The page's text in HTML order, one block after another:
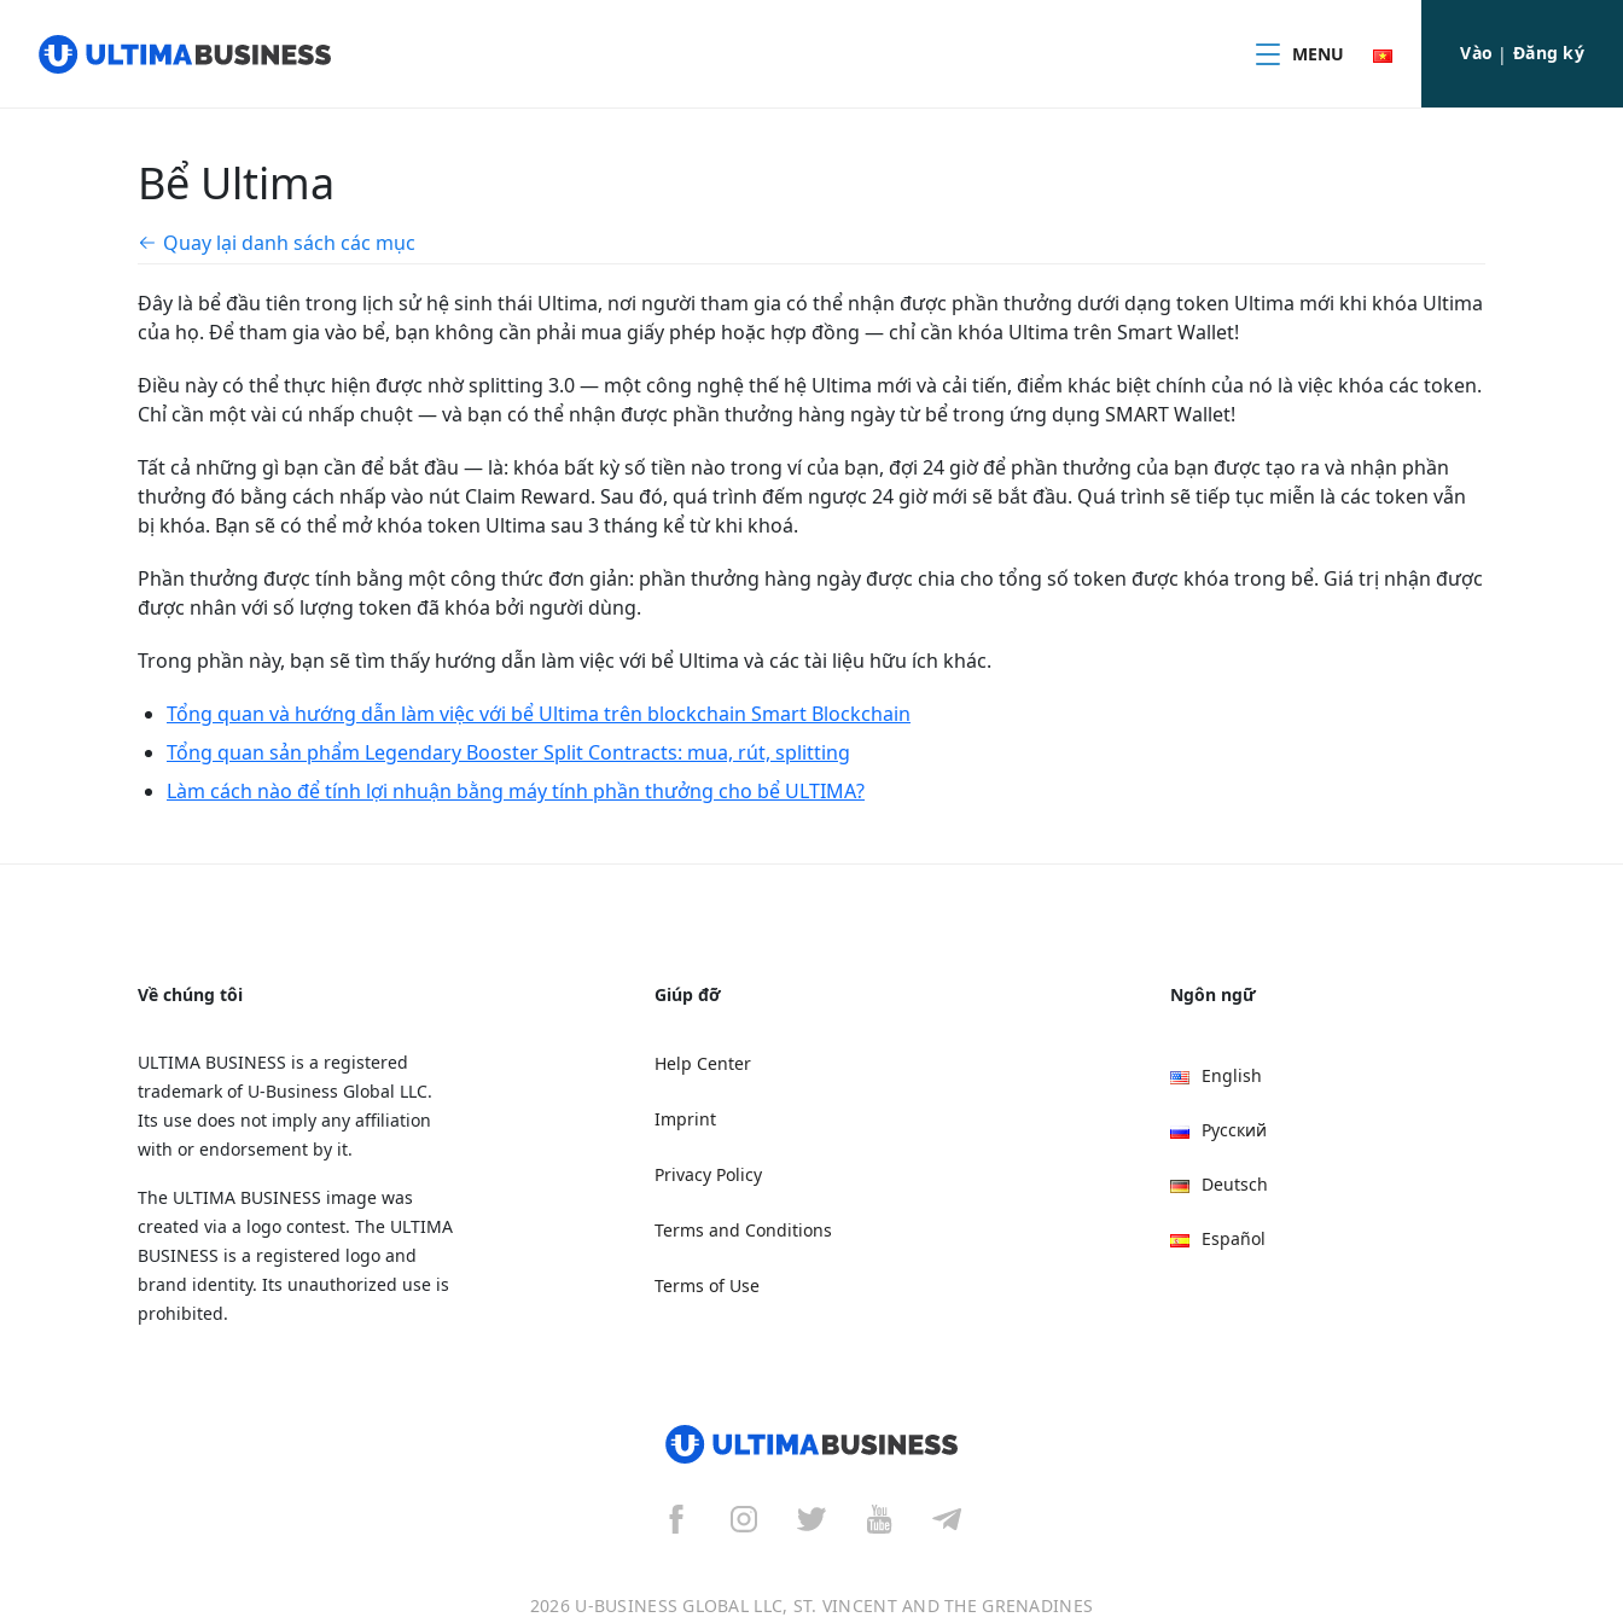
MENU Vào |Đăng ký
Bể Ultima
Quay lại danh sách các mục
Đây là bể đầu tiên trong lịch sử hệ sinh thái Ultima, nơi người tham gia có thể nhận được phần thưởng dưới dạng token Ultima mới khi khóa Ultima
của họ. Để tham gia vào bể, bạn không cần phải mua giấy phép hoặc hợp đồng — chỉ cần khóa Ultima trên Smart Wallet!
Điều này có thể thực hiện được nhờ splitting 3.0 — một công nghệ thế hệ Ultima mới và cải tiến, điểm khác biệt chính của nó là việc khóa các token.
Chỉ cần một vài cú nhấp chuột — và bạn có thể nhận được phần thưởng hàng ngày từ bể trong ứng dụng SMART Wallet!
Tất cả những gì bạn cần để bắt đầu — là: khóa bất kỳ số tiền nào trong ví của bạn, đợi 24 giờ để phần thưởng của bạn được tạo ra và nhận phần
thưởng đó bằng cách nhấp vào nút Claim Reward. Sau đó, quá trình đếm ngược 24 giờ mới sẽ bắt đầu. Quá trình sẽ tiếp tục miễn là các token vẫn
bị khóa. Bạn sẽ có thể mở khóa token Ultima sau 3 tháng kể từ khi khoá.
Phần thưởng được tính bằng một công thức đơn giản: phần thưởng hàng ngày được chia cho tổng số token được khóa trong bể. Giá trị nhận được
được nhân với số lượng token đã khóa bởi người dùng.
Trong phần này, bạn sẽ tìm thấy hướng dẫn làm việc với bể Ultima và các tài liệu hữu ích khác.
Tổng quan và hướng dẫn làm việc với bể Ultima trên blockchain Smart Blockchain
Tổng quan sản phẩm Legendary Booster Split Contracts: mua, rút, splitting
Làm cách nào để tính lợi nhuận bằng máy tính phần thưởng cho bể ULTIMA?
Về chúng tôi
ULTIMA BUSINESS is a registered
trademark of U‑Business Global LLC.
Its use does not imply any affiliation
with or endorsement by it.
The ULTIMA BUSINESS image was
created via a logo contest. The ULTIMA
BUSINESS is a registered logo and
brand identity. Its unauthorized use is
prohibited.
Giúp đỡ
Help Center
Imprint
Privacy Policy
Terms and Conditions
Terms of Use
Ngôn ngữ
English
Русский
Deutsch
Español
2026 U-BUSINESS GLOBAL LLC, ST. VINCENT AND THE GRENADINES